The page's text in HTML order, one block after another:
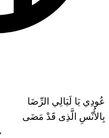
عُودِي يَا لَيَالِي الرِّضَا
بِالأُنْسِ الَّذِى قَدْ مَضَى